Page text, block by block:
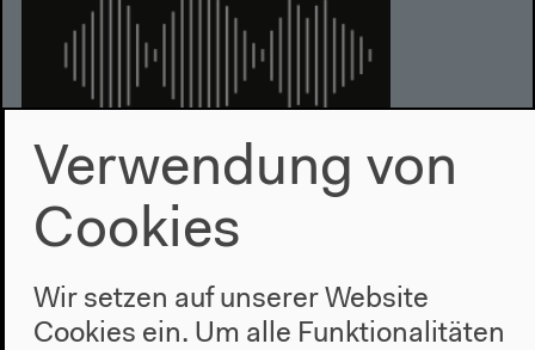
Audio – 0:58:23
No Boys Land | Nontawat
Numbenchapol
2 oder 3 Tiger | Flights from the Empire
Verwendung von
Cookies
Wir setzen auf unserer Website
Cookies ein. Um alle Funktionalitäten